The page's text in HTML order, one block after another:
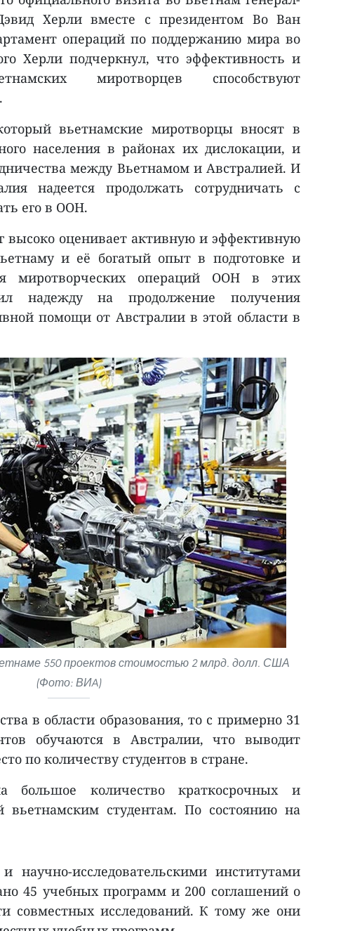
Херли вместе с президентом Во Ван
операций по поддержанию мира во
Херли подчеркнул, что эффективность и
миротворцев способствуют
вьетнамские миротворцы вносят в
населения в районах их дислокации, и
между Вьетнамом и Австралией. И
надеется продолжать сотрудничать с
его в ООН.
высоко оценивает активную и эффективную
и её богатый опыт в подготовке и
миротворческих операций ООН в этих
надежду на продолжение получения
помощи от Австралии в этой области в
550 проектов стоимостью 2 млрд. долл. США
(Фото: ВИA)
в области образования, то с примерно 31
обучаются в Австралии, что выводит
по количеству студентов в стране.
большое количество краткосрочных и
вьетнамским студентам. По состоянию на
научно-исследовательскими институтами
45 учебных программ и 200 соглашений о
совместных исследований. К тому же они